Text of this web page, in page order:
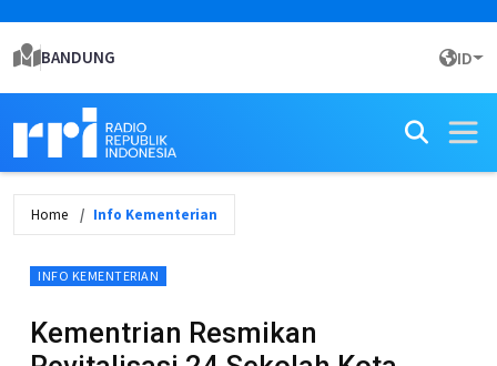
BANDUNG ID
Home Info Kementerian
INFO KEMENTERIAN
Kementrian Resmikan